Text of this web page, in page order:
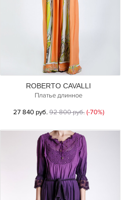
ROBERTO CAVALLI
Платье длинное
27 840 руб.92 800 руб. (-70%)